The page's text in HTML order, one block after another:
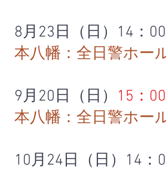
8月23日（日）14：
本八幡：全日警ホー
9月20日（日） 15：
本八幡：全日警ホー
10月24日（日）14